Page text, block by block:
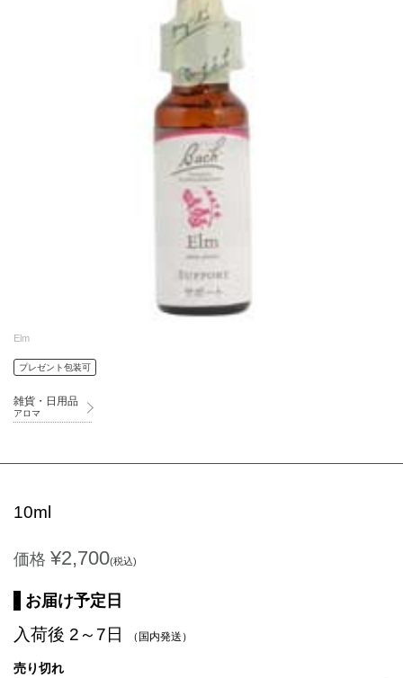
Elm
プレゼント包装可
雑貨・日用品
アロマ
10ml
価格 ¥2,700(税込)
お届け予定日
入荷後 2～7日 （国内発送）
売り切れ